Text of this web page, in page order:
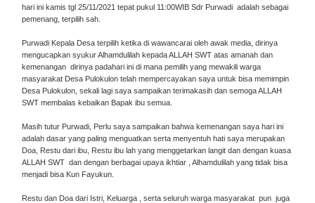
hari ini kamis tgl 25/11/2021 tepat pukul 11:00WIB Sdr Purwadi adalah sebagai
pemenang, terpilih sah.
Purwadi Kepala Desa terpilih ketika di wawancarai oleh awak media, dirinya
mengucapkan syukur Alhamdulilah kepada ALLAH SWT atas amanah dan
kemenangan dirinya padahari ini di mana pemilih yang mewakili warga
masyarakat Desa Pulokulon telah mempercayakan saya untuk bisa memimpin
Desa Pulokulon, sekali lagi saya sampaikan terimakasih dan semoga ALLAH
SWT membalas kebaikan Bapak ibu semua.
Masih tutur Purwadi, Perlu saya sampaikan bahwa kemenangan saya hari ini
adalah dasar yang paling menguatkan serta menyentuh hati saya merupakan
Doa, Restu dari ibu, Restu ibu lah yang menggetarkan langit dan dengan kuasa
ALLAH SWT dan dengan berbagai upaya ikhtiar , Alhamdulilah yang tidak bisa
menjadi bisa Kun Fayukun.
Restu dan Doa dari Istri, Keluarga , serta seluruh warga masyarakat pun juga